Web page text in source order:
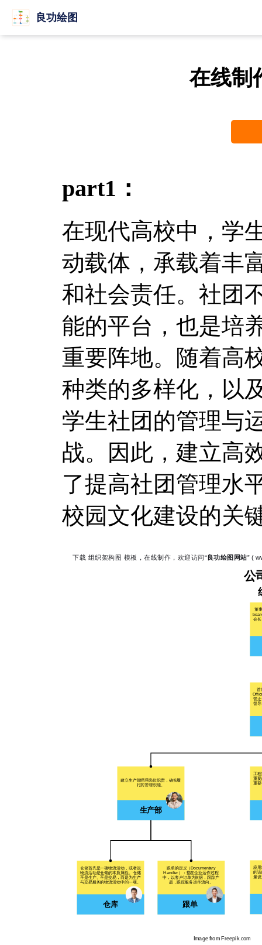
良功绘图
在线制
part1：
在现代高校中，学
动载体，承载着丰
和社会责任。社团
能的平台，也是培
重要阵地。随着高
种类的多样化，以
学生社团的管理与
战。因此，建立高
了提高社团管理水
校园文化建设的关